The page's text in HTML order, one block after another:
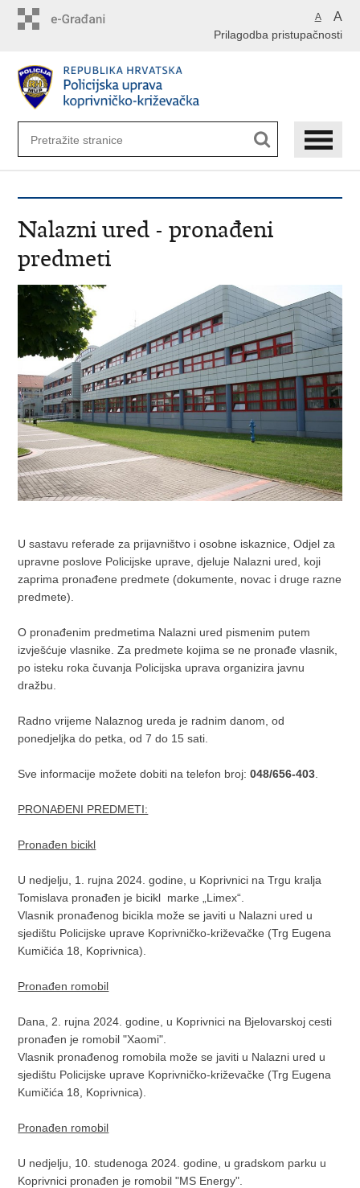
A A
Prilagodba pristupačnosti
Nalazni ured - pronađeni
predmeti
U sastavu referade za prijavništvo i osobne iskaznice, Odjel za
upravne poslove Policijske uprave, djeluje Nalazni ured, koji
zaprima pronađene predmete (dokumente, novac i druge razne
predmete).
O pronađenim predmetima Nalazni ured pismenim putem
izvješćuje vlasnike. Za predmete kojima se ne pronađe vlasnik,
po isteku roka čuvanja Policijska uprava organizira javnu
dražbu.
Radno vrijeme Nalaznog ureda je radnim danom, od
ponedjeljka do petka, od 7 do 15 sati.
Sve informacije možete dobiti na telefon broj:048/656-403
PRONAĐENI PREDMETI:
Pronađen bicikl
U nedjelju, 1. rujna 2024. godine, u Koprivnici na Trgu kralja
Tomislava pronađen je bicikl marke „Limex“.
Vlasnik pronađenog bicikla može se javiti u Nalazni ured u
sjedištu Policijske uprave Koprivničko-križevačke (Trg Eugena
Kumičića 18, Koprivnica).
Pronađen romobil
Dana, 2. rujna 2024. godine, u Koprivnici na Bjelovarskoj cesti
pronađen je romobil "Xaomi".
Vlasnik pronađenog romobila može se javiti u Nalazni ured u
sjedištu Policijske uprave Koprivničko-križevačke (Trg Eugena
Kumičića 18, Koprivnica).
Pronađen romobil
U nedjelju, 10. studenoga 2024. godine, u gradskom parku u
Koprivnici pronađen je romobil "MS Energy".